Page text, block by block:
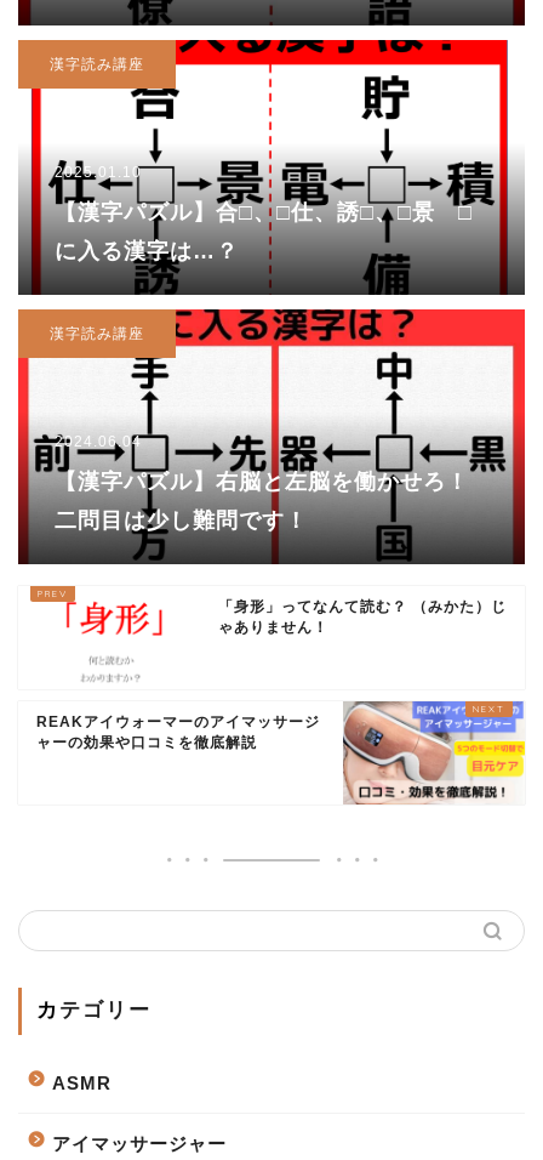
漢字読み講座
2025.01.10
【漢字パズル】合□、□仕、誘□、□景 □
に入る漢字は…？
漢字読み講座
2024.06.04
【漢字パズル】右脳と左脳を働かせろ！
二問目は少し難問です！
「身形」ってなんて読む？ （みかた）じ
ゃありません！
REAKアイウォーマーのアイマッサージ
ャーの効果や口コミを徹底解説
カテゴリー
ASMR
アイマッサージャー